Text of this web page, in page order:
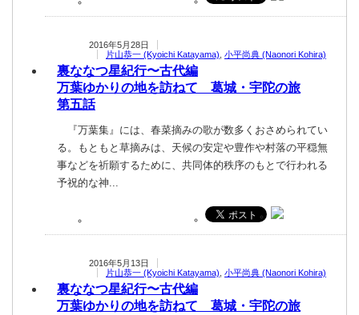
2016年5月28日
片山恭一 (Kyoichi Katayama) 小平尚典 (Naonori Kohira)
裏ななつ星紀行〜古代編
万葉ゆかりの地を訪ねて 葛城・宇陀の旅
第五話
『万葉集』には、春菜摘みの歌が数多くおさめられてい
る。もともと草摘みは、天候の安定や豊作や村落の平穏無
事などを祈願するために、共同体的秩序のもとで行われる
予祝的な神...
2016年5月13日
片山恭一 (Kyoichi Katayama) 小平尚典 (Naonori Kohira)
裏ななつ星紀行〜古代編
万葉ゆかりの地を訪ねて 葛城・宇陀の旅